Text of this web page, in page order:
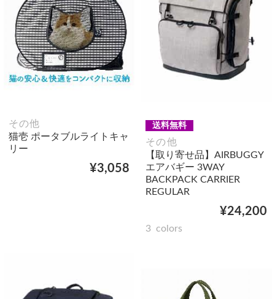
その他
猫壱 ポータブルライトキャ
リー
¥3,058
送料無料
その他
【取り寄せ品】AIRBUGGY
エアバギー 3WAY
BACKPACK CARRIER
REGULAR
¥24,200
3 colors